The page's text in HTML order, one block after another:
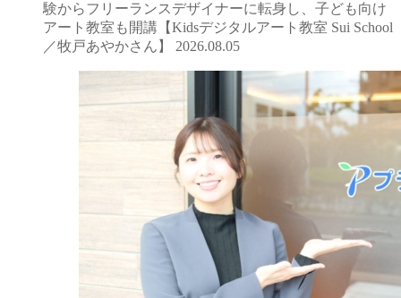
験からフリーランスデザイナーに転身し、子ども向け
アート教室も開講【Kidsデジタルアート教室 Sui School
／牧戸あやかさん】 2026.08.05